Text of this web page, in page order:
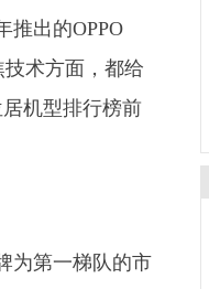
推出的OPPO
术方面，都给
机型排行榜前
为第一梯队的市